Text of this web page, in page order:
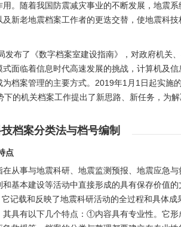
。随着我国防震减灾事业的不断发展，地震
新老地震档案工作者的更迭交替，使地震科
发布了《数字档案室建设指南》，对政府机关
面临着信息时代高速发展的挑战，计算机及
档案管理的主要方式。2019年1月1日起实施
下的机关档案工作提出了新思路、新任务，为
档案分类法与档号编制
点
在从事与地震科研、地震监测预报、地震应急
基本建设等活动中直接形成的具有保存价值
它记载和反映了地震科研活动的全过程和具体
其具有以下几个特点：①内容具有专业性。它